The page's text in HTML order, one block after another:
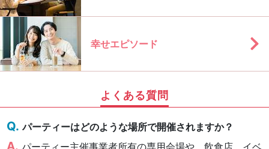
幸せエピソード
よくある質問
パーティーはどのような場所で開催されますか？